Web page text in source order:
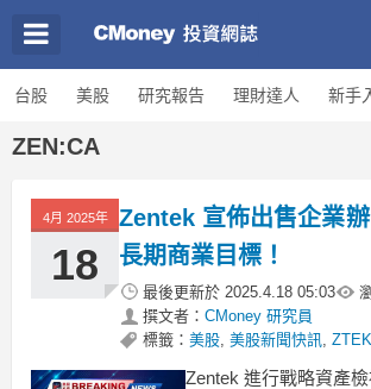
台股 美股 研究報告 理財達人 新手
ZEN:CA
4月 2025年
18
Zentek 宣佈出售企業
長期商業目標！
最後更新於 2025.4.18 05:03
撰文者： CMoney 研究員
標籤： 美股, 美股新聞快訊, ZTEK
Zentek 進行戰略資產